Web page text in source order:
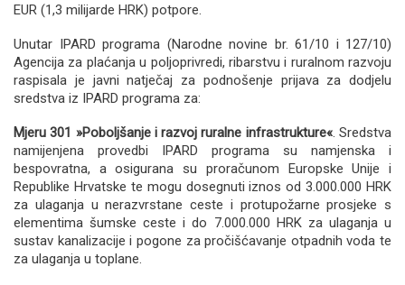
EUR (1,3 milijarde HRK) potpore.
Unutar IPARD programa (Narodne novine br. 61/10 i 127/10)
Agencija za plaćanja u poljoprivredi, ribarstvu i ruralnom razvoju
raspisala je javni natječaj za podnošenje prijava za dodjelu
sredstva iz IPARD programa za:
Mjeru 301 »Poboljšanje i razvoj ruralne infrastrukture«. Sredstva
namijenjena provedbi IPARD programa su namjenska i
bespovratna, a osigurana su proračunom Europske Unije i
Republike Hrvatske te mogu dosegnuti iznos od 3.000.000 HRK
za ulaganja u nerazvrstane ceste i protupožarne prosjeke s
elementima šumske ceste i do 7.000.000 HRK za ulaganja u
sustav kanalizacije i pogone za pročišćavanje otpadnih voda te
za ulaganja u toplane.